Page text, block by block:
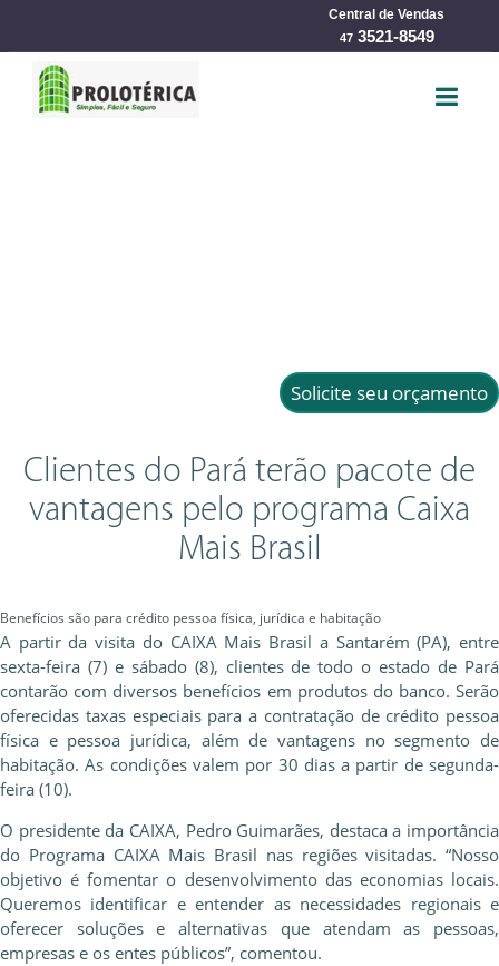
Central de Vendas
473521-8549
Solicite seu orçamento
Clientes do Pará terão pacote de
vantagens pelo programa Caixa
Mais Brasil
Benefícios são para crédito pessoa física, jurídica e habitação
A partir da visita do CAIXA Mais Brasil a Santarém (PA), entre
sexta-feira (7) e sábado (8), clientes de todo o estado de Pará
contarão com diversos benefícios em produtos do banco. Serão
oferecidas taxas especiais para a contratação de crédito pessoa
física e pessoa jurídica, além de vantagens no segmento de
habitação. As condições valem por 30 dias a partir de segunda-
feira (10).
O presidente da CAIXA, Pedro Guimarães, destaca a importância
do Programa CAIXA Mais Brasil nas regiões visitadas. “Nosso
objetivo é fomentar o desenvolvimento das economias locais.
Queremos identificar e entender as necessidades regionais e
oferecer soluções e alternativas que atendam as pessoas,
empresas e os entes públicos”, comentou.